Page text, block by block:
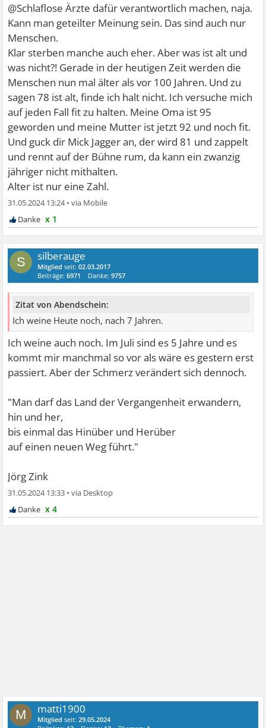
@Schlaflose Ärzte dafür verantwortlich machen, naja.
Kann man geteilter Meinung sein. Das sind auch nur
Menschen.
Klar sterben manche auch eher. Aber was ist alt und
was nicht?! Gerade in der heutigen Zeit werden die
Menschen nun mal älter als vor 100 Jahren. Und zu
sagen 78 ist alt, finde ich halt nicht. Ich versuche mich
auf jeden Fall fit zu halten. Meine Oma ist 95
geworden und meine Mutter ist jetzt 92 und noch fit.
Und guck dir Mick Jagger an, der wird 81 und zappelt
und rennt auf der Bühne rum, da kann ein zwanzig
jähriger nicht mithalten.
Alter ist nur eine Zahl.
31.05.2024 13:24•
x 1
S silberauge
Mitglied seit:02.03.2017
Beiträge:6971 Danke:9757
Zitat von Abendschein:
Ich weine Heute noch, nach 7 Jahren.
Ich weine auch noch. Im Juli sind es 5 Jahre und es
kommt mir manchmal so vor als wäre es gestern erst
passiert. Aber der Schmerz verändert sich dennoch.
"Man darf das Land der Vergangenheit erwandern,
hin und her,
bis einmal das Hinüber und Herüber
auf einen neuen Weg führt."
Jörg Zink
31.05.2024 13:33 •
x 4
M matti1900
Mitglied seit:29.05.2024